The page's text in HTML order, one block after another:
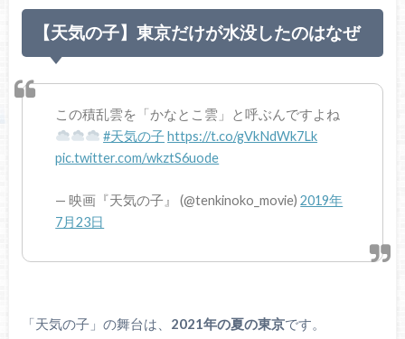
【天気の子】東京だけが水没したのはなぜ
この積乱雲を「かなとこ雲」と呼ぶんですよね
#天気の子https://t.co/gVkNdWk7Lk
pic.twitter.com/wkztS6uode
— 映画『天気の子』 (@tenkinoko_movie)2019年
7月23日
「天気の子」の舞台は、 2021年の夏の東京です。